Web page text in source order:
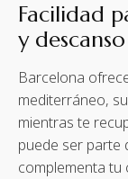
Facilidad
y descanso
Barcelona
mediterráneo,
mientras te
puede ser parte
complementa tu